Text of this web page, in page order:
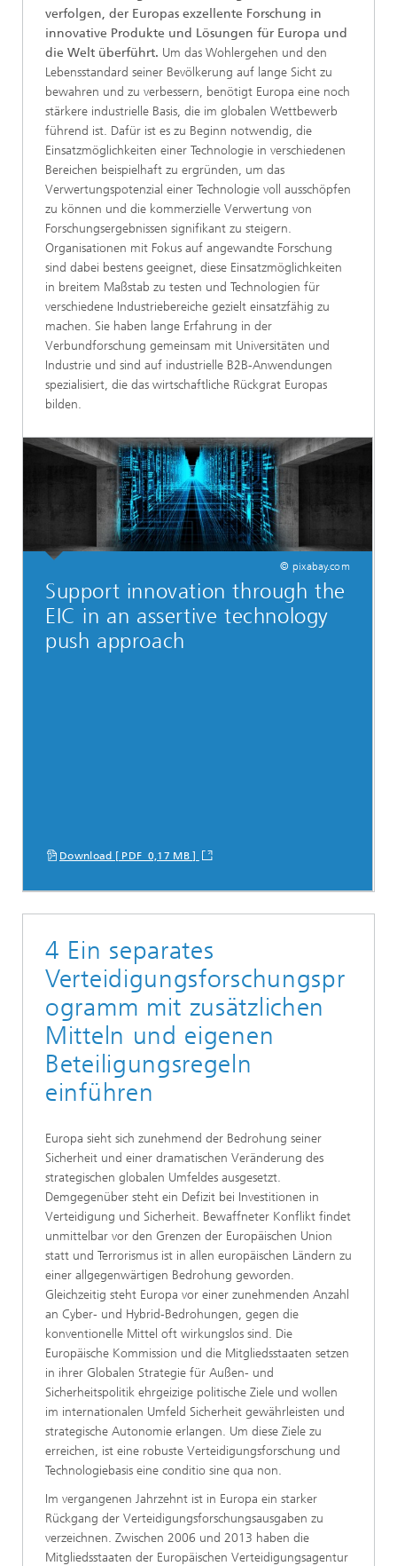
verfolgen, der Europas exzellente Forschung in
innovative Produkte und Lösungen für Europa und
die Welt überführt. Um das Wohlergehen und den
Lebensstandard seiner Bevölkerung auf lange Sicht zu
bewahren und zu verbessern, benötigt Europa eine noch
stärkere industrielle Basis, die im globalen Wettbewerb
führend ist. Dafür ist es zu Beginn notwendig, die
Einsatzmöglichkeiten einer Technologie in verschiedenen
Bereichen beispielhaft zu ergründen, um das
Verwertungspotenzial einer Technologie voll ausschöpfen
zu können und die kommerzielle Verwertung von
Forschungsergebnissen signifikant zu steigern.
Organisationen mit Fokus auf angewandte Forschung
sind dabei bestens geeignet, diese Einsatzmöglichkeiten
in breitem Maßstab zu testen und Technologien für
verschiedene Industriebereiche gezielt einsatzfähig zu
machen. Sie haben lange Erfahrung in der
Verbundforschung gemeinsam mit Universitäten und
Industrie und sind auf industrielle B2B-Anwendungen
spezialisiert, die das wirtschaftliche Rückgrat Europas
bilden.
© pixabay.com
Support innovation through the
EIC in an assertive technology
push approach
Download [ PDF 0,17 MB ]
4 Ein separates
Verteidigungsforschungspr
ogramm mit zusätzlichen
Mitteln und eigenen
Beteiligungsregeln
einführen
Europa sieht sich zunehmend der Bedrohung seiner
Sicherheit und einer dramatischen Veränderung des
strategischen globalen Umfeldes ausgesetzt.
Demgegenüber steht ein Defizit bei Investitionen in
Verteidigung und Sicherheit. Bewaffneter Konflikt findet
unmittelbar vor den Grenzen der Europäischen Union
statt und Terrorismus ist in allen europäischen Ländern zu
einer allgegenwärtigen Bedrohung geworden.
Gleichzeitig steht Europa vor einer zunehmenden Anzahl
an Cyber- und Hybrid-Bedrohungen, gegen die
konventionelle Mittel oft wirkungslos sind. Die
Europäische Kommission und die Mitgliedsstaaten setzen
in ihrer Globalen Strategie für Außen- und
Sicherheitspolitik ehrgeizige politische Ziele und wollen
im internationalen Umfeld Sicherheit gewährleisten und
strategische Autonomie erlangen. Um diese Ziele zu
erreichen, ist eine robuste Verteidigungsforschung und
Technologiebasis eine conditio sine qua non.
Im vergangenen Jahrzehnt ist in Europa ein starker
Rückgang der Verteidigungsforschungsausgaben zu
verzeichnen. Zwischen 2006 und 2013 haben die
Mitgliedsstaaten der Europäischen Verteidigungsagentur